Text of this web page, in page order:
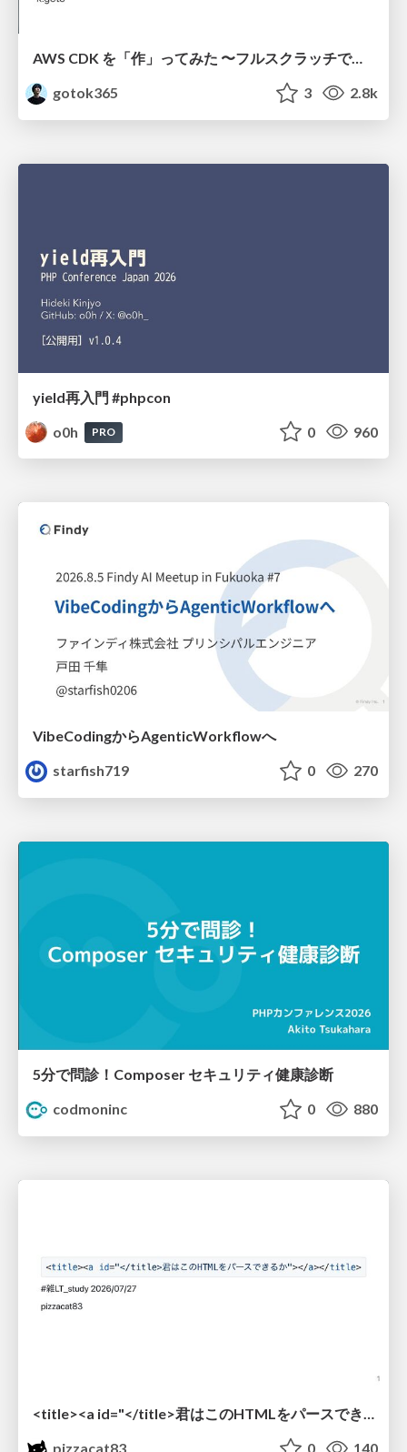
AWS CDK を「作」ってみた 〜フルスクラッチで見えた CDK の裏側〜 / aws-cdk-from-scratch
gotok365
3 2.8k
yield再入門 #phpcon
o0h
PRO 0 960
VibeCodingからAgenticWorkflowへ
starfish719
0 270
5分で問診！Composer セキュリティ健康診断
codmoninc
0 880
pizzacat83
0 140